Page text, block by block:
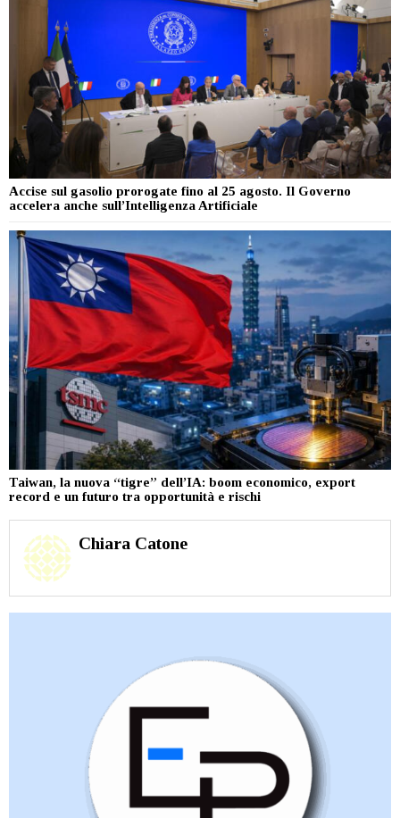
Accise sul gasolio prorogate fino al 25 agosto. Il Governo
accelera anche sull’Intelligenza Artificiale
Taiwan, la nuova “tigre” dell’IA: boom economico, export
record e un futuro tra opportunità e rischi
Chiara Catone